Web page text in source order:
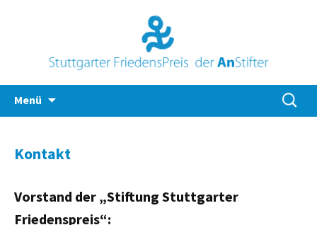
Menü
Zum
Inhalt
nach:
Kontakt
Vorstand der „Stiftung Stuttgarter
Friedenspreis“: